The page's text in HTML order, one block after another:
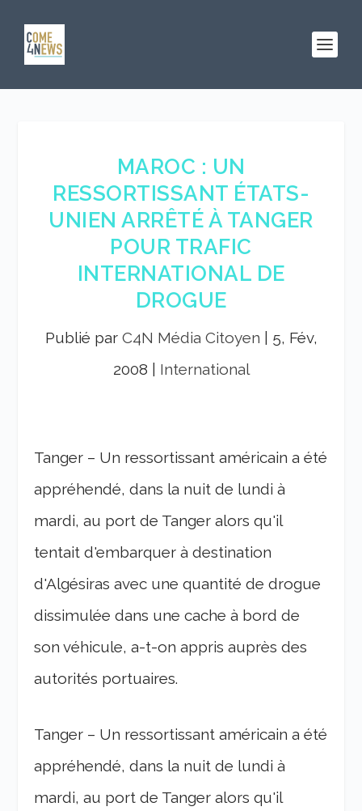
MAROC : UN
RESSORTISSANT ÉTATS-
UNIEN ARRÊTÉ À TANGER
POUR TRAFIC
INTERNATIONAL DE
DROGUE
Publié par C4N Média Citoyen
5, Fév,
2008
International
Tanger – Un ressortissant américain a été
appréhendé, dans la nuit de lundi à
mardi, au port de Tanger alors qu'il
tentait d'embarquer à destination
d'Algésiras avec une quantité de drogue
dissimulée dans une cache à bord de
son véhicule, a-t-on appris auprès des
autorités portuaires.
Tanger – Un ressortissant américain a été
appréhendé, dans la nuit de lundi à
mardi, au port de Tanger alors qu'il